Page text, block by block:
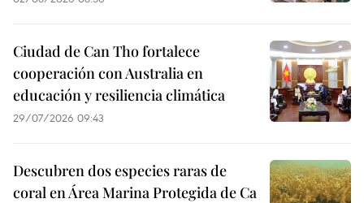
Ciudad de Can Tho fortalece
cooperación con Australia en
educación y resiliencia climática
29/07/2026 09:43
Descubren dos especies raras de
coral en Área Marina Protegida de Ca